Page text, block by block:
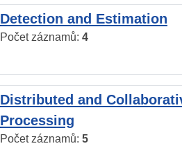
Detection and Estimation
Počet záznamů: 4
Distributed and
Processing
Počet záznamů: 5